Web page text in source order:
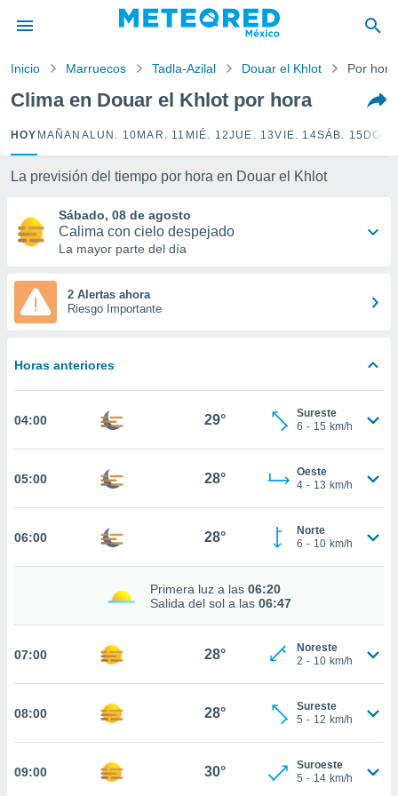
ha sido
la
que se
calidad.
forma
digital
contenido
coste.
la
en
perfil
CONFIGURACIÓN
Inicio Marruecos Tadla-Azilal Douar el Khlot Por hora
Clima en Douar el Khlot por hora
HOY MAÑANA LUN. 10 MAR. 11 MIÉ. 12JUE. 13VIE. 14SÁB. 15
La previsión del tiempo por hora en Douar el Khlot
Sábado, 08 de agosto
Calima con cielo despejado
La mayor parte del día
2 Alertas ahora
Riesgo Importante
Horas anteriores
04:00 29°
Sureste
6 - 15 km/h
05:00 28°
Oeste
4 - 13 km/h
06:00 28°
Norte
6 - 10 km/h
Primera luz a las 06:20
Salida del sol a las 06:47
07:00 28°
Noreste
2 - 10 km/h
08:00 28°
Sureste
5 - 12 km/h
09:00 30°
Suroeste
5 - 14 km/h